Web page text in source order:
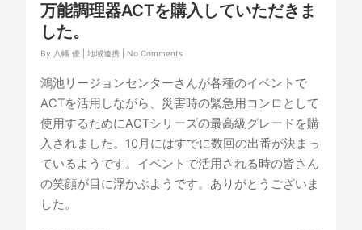
万能調理器ACTを購入していただきま
した。
By 八幡 優 地域連携 No Comments
鴻池リージョンセンターさんが各種のイベントで
ACTを活用しながら、災害時の緊急用コンロとして
使用するためにACTシリーズの最高級グレードを購
入されました。10月にはすでに数回の出番が決まっ
ているようです。イベントで活用される時の皆さん
の笑顔が目に浮かぶようです。ありがとうございま
した。